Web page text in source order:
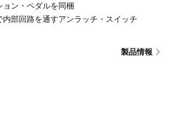
ョン・ペダルを同梱
内部回路を通すアンラッチ・スイッチ
製品情報